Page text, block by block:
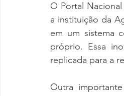
O Portal
a instituição da
em um sistema
próprio. Essa
replicada para a
Outra